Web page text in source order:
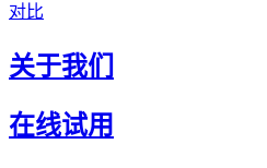
对比
关于我们
在线试用